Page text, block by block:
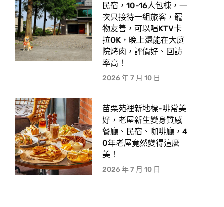
民宿，10-16人包棟，一
次只接待一組旅客，寵
物友善，可以唱KTV卡
拉OK，晚上還能在大庭
院烤肉，評價好、回訪
率高！
2026 年 7 月 10 日
苗栗苑裡新地標-啡常美
好，老屋新生變身質感
餐廳、民宿、咖啡廳，4
0年老屋竟然變得這麼
美！
2026 年 7 月 10 日